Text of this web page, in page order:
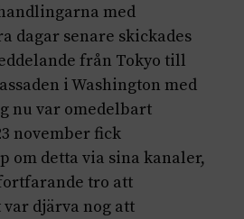
med
dagar senare skickades
från Tokyo till
i Washington med
nu var omedelbart
november fick
om detta via sina kanaler,
tro att
djärva nog att